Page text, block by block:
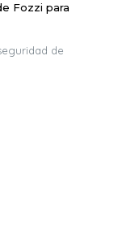
Fozzi para
de